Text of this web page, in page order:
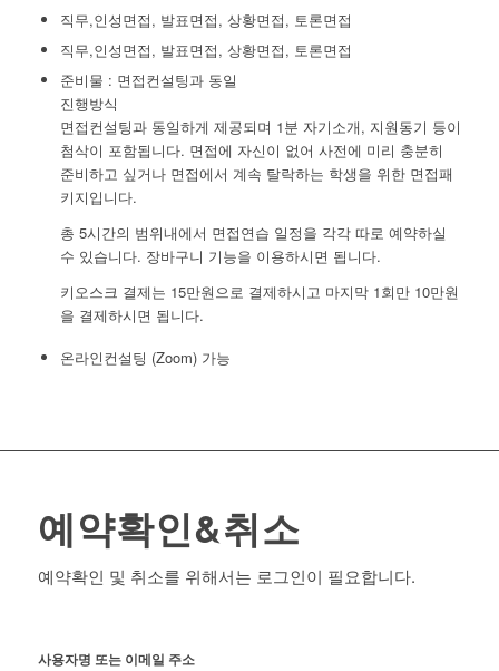
직무,인성면접, 발표면접, 상황면접, 토론면접
직무,인성면접, 발표면접, 상황면접, 토론면접
준비물 : 면접컨설팅과 동일
진행방식
면접컨설팅과 동일하게 제공되며 1분 자기소개, 지원동기 등이
첨삭이 포함됩니다. 면접에 자신이 없어 사전에 미리 충분히
준비하고 싶거나 면접에서 계속 탈락하는 학생을 위한 면접패
키지입니다.
총 5시간의 범위내에서 면접연습 일정을 각각 따로 예약하실
수 있습니다. 장바구니 기능을 이용하시면 됩니다.
키오스크 결제는 15만원으로 결제하시고 마지막 1회만 10만원
을 결제하시면 됩니다.
온라인컨설팅 (Zoom) 가능
예약확인&취소
예약확인 및 취소를 위해서는 로그인이 필요합니다.
사용자명 또는 이메일 주소